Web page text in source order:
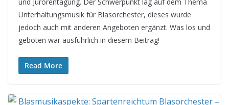
Unterhaltungsmusik für Blasorchester, dieses wurde
jedoch auch mit anderen Angeboten ergänzt. Was los und
geboten war ausführlich in diesem Beitrag!
Read More